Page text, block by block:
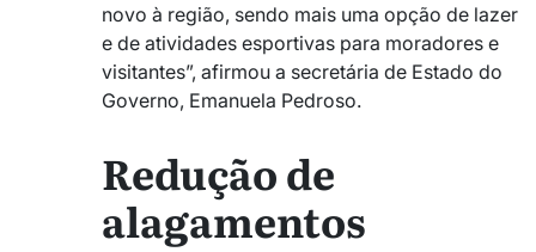
novo à região, sendo mais uma opção de lazer
e de atividades esportivas para moradores e
visitantes”, afirmou a secretária de Estado do
Governo, Emanuela Pedroso.
Redução de
alagamentos